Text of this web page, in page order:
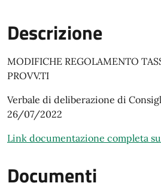
Descrizione
MODIFICHE REGOLAMENTO
PROVV.TI
Verbale di deliberazione di
26/07/2022
Link documentazione completa
Documenti